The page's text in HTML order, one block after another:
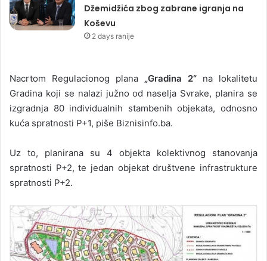
Džemidžića zbog zabrane igranja na
Koševu
2 days ranije
Nacrtom Regulacionog plana „Gradina 2“ na lokalitetu
Gradina koji se nalazi južno od naselja Svrake, planira se
izgradnja 80 individualnih stambenih objekata, odnosno
kuća spratnosti P+1, piše Biznisinfo.ba.
Uz to, planirana su 4 objekta kolektivnog stanovanja
spratnosti P+2, te jedan objekat društvene infrastrukture
spratnosti P+2.